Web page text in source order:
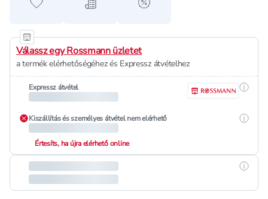
Hozzáadás a kedvencekhez
Hozzáadás a bevásárló listához
alert when on sale
Válassz egy Rossmann üzletet
a termék elérhetőségéhez és Expressz átvételhez
Expressz átvétel
Kiszállítás és személyes átvétel nem elérhető
Értesíts, ha újra elérhető online